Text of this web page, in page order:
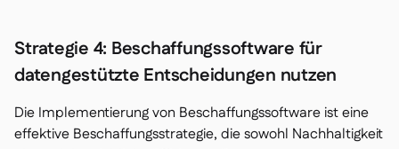
Strategie 4: Beschaffungssoftware für
datengestützte Entscheidungen nutzen
Die Implementierung von Beschaffungssoftware ist eine
effektive Beschaffungsstrategie, die sowohl Nachhaltigkeit